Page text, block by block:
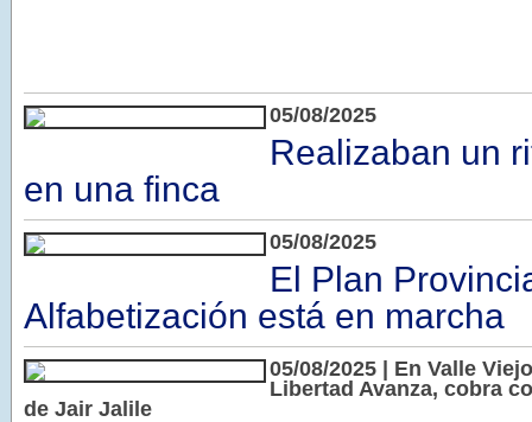
05/08/2025
Realizaban un
en una finca
05/08/2025
El Plan
Alfabetización está en marcha
05/08/2025 | En Valle
Libertad Avanza, cobra
de Jair Jalile